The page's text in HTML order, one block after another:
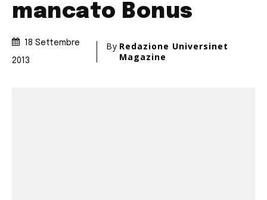
mancato Bonus
18 Settembre
2013
By Redazione Universinet
Magazine